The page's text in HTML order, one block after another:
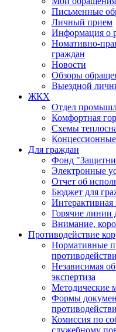
Письменные
Личный прием
Информация о
Номативно-
граждан
Новости
Обзоры
Выездной
ЖКХ
Отдел
Комфортная
Схемы
Для граждан
Фонд
Электронные
Отчет об
Бюджет для
Горячие линии
Внимание,
Противодействие
Нормативные
Независимая
экспертиза
Методические
Формы
Комиссия по
служебному